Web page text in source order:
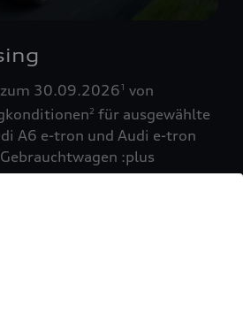
30.09.20261 von
2 für ausgewählte
A6 e-tron und Audi e-tron
:plus